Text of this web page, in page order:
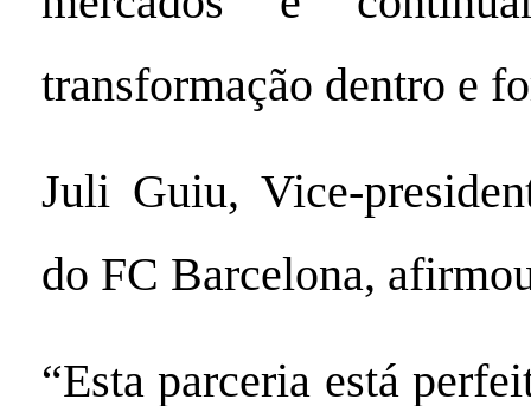
transformação dentro e
Juli Guiu, Vice-
do FC Barcelona,
“Esta parceria está